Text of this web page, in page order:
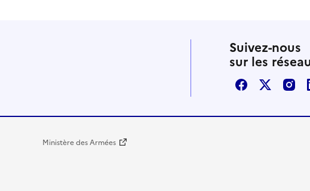
Suivez-nous
sur les
Facebook
X /
Ministère des Armées